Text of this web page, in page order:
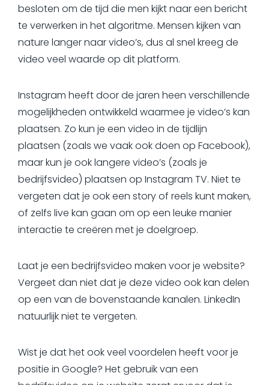
besloten om de tijd die men kijkt naar een bericht
te verwerken in het algoritme. Mensen kijken van
nature langer naar video’s, dus al snel kreeg de
video veel waarde op dit platform.
Instagram heeft door de jaren heen verschillende
mogelijkheden ontwikkeld waarmee je video’s kan
plaatsen. Zo kun je een video in de tijdlijn
plaatsen (zoals we vaak ook doen op Facebook),
maar kun je ook langere video’s (zoals je
bedrijfsvideo) plaatsen op Instagram TV. Niet te
vergeten dat je ook een story of reels kunt maken,
of zelfs live kan gaan om op een leuke manier
interactie te creëren met je doelgroep.
Laat je een bedrijfsvideo maken voor je website?
Vergeet dan niet dat je deze video ook kan delen
op een van de bovenstaande kanalen. LinkedIn
natuurlijk niet te vergeten.
Wist je dat het ook veel voordelen heeft voor je
positie in Google? Het gebruik van een